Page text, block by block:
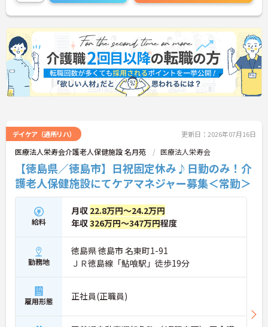
デイケア（通所リハ） 更新日：2026年07月16日
医療法人栄寿会介護老人保健施設 名月苑 医療法人栄寿会
【徳島県／徳島市】日祝固定休み♪日勤のみ！介
護老人保健施設にてケアマネジャー募集＜常勤＞
給料
月収 22.8万円～24.2万円
年収326万円～347万円程度
勤務地
徳島県 徳島市 名東町1-91
ＪＲ徳島線「鮎喰駅」徒歩19分
雇用形態 正社員(正職員)